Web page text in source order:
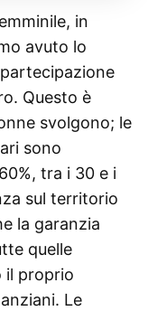
in
avuto lo
Questo è
svolgono; le
sono
tra i 30 e i
sul territorio
la garanzia
quelle
il proprio
Le